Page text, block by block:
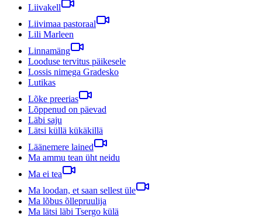
Liivakell
Liivimaa pastoraal
Lili Marleen
Linnamäng
Looduse tervitus päikesele
Lossis nimega Gradesko
Lutikas
Lõke preerias
Lõppenud on päevad
Läbi saju
Lätsi küllä kükäkillä
Läänemere lained
Ma ammu tean üht neidu
Ma ei tea
Ma loodan, et saan sellest üle
Ma lõbus õllepruulija
Ma lätsi läbi Tsergo külä